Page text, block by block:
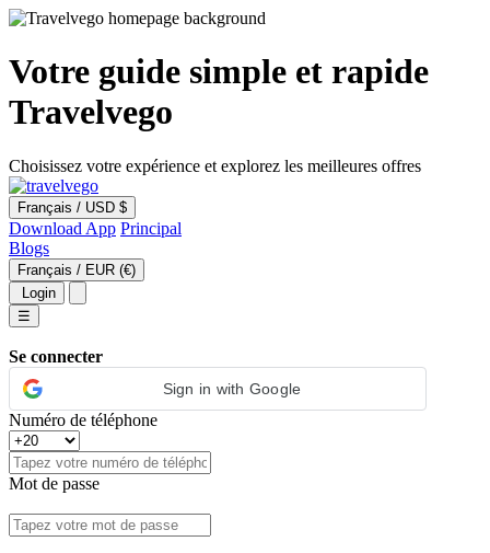
Votre guide simple et rapide
Travelvego
Choisissez votre expérience et explorez les meilleures offres
Français / USD $
Download App Principal
Blogs
Français / EUR (€)
Login
☰
Se connecter
Sign in with Google
Numéro de téléphone
Mot de passe